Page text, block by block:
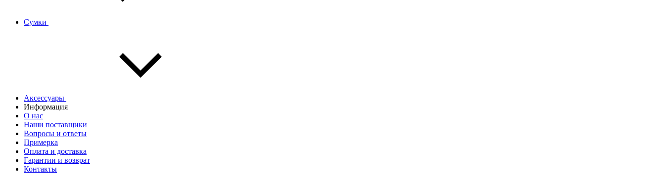
Сумки
Аксессуары
Информация
О нас
Наши поставщики
Вопросы и ответы
Примерка
Оплата и доставка
Гарантии и возврат
Контакты